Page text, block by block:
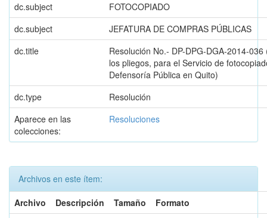
dc.subject
FOTOCOPIADO
dc.subject
JEFATURA DE COMPRAS PÚBLICAS
dc.title
Resolución No.- DP-DPG-DGA-2014-036
los pliegos, para el Servicio de
Defensoría Pública en Quito)
dc.type
Resolución
Aparece en las
colecciones:
Resoluciones
Archivos en este ítem:
Archivo
Descripción Tamaño
Formato